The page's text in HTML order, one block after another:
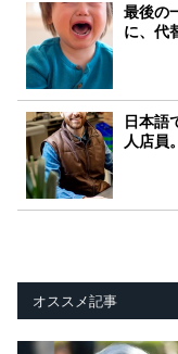
最後の
に、代
日本語
人店員
オススメ記事